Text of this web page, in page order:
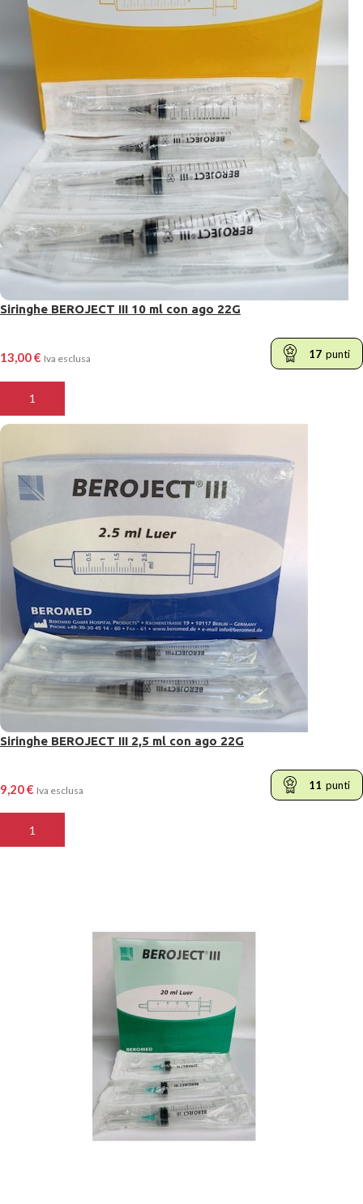
Siringhe BEROJECT III 10 ml con ago 22G
13,00€ Iva esclusa 17 punti
AGGIUNGI AL CARRELLO
Siringhe BEROJECT III 2,5 ml con ago 22G
9,20€ Iva esclusa 11 punti
AGGIUNGI AL CARRELLO